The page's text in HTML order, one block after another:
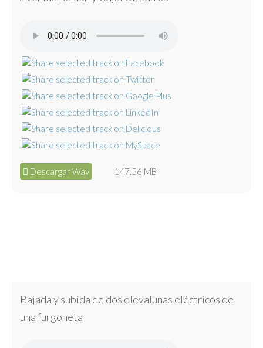
Descargar Wav 147.56 MB
Bajada y subida de dos elevalunas eléctricos de
una furgoneta